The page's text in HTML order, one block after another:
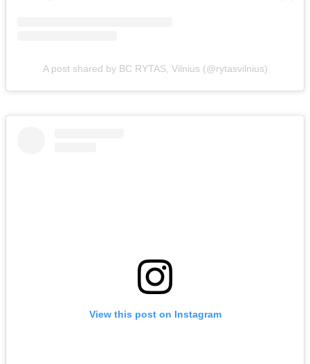
A post shared by BC RYTAS, Vilnius (@rytasvilnius)
View this post on Instagram